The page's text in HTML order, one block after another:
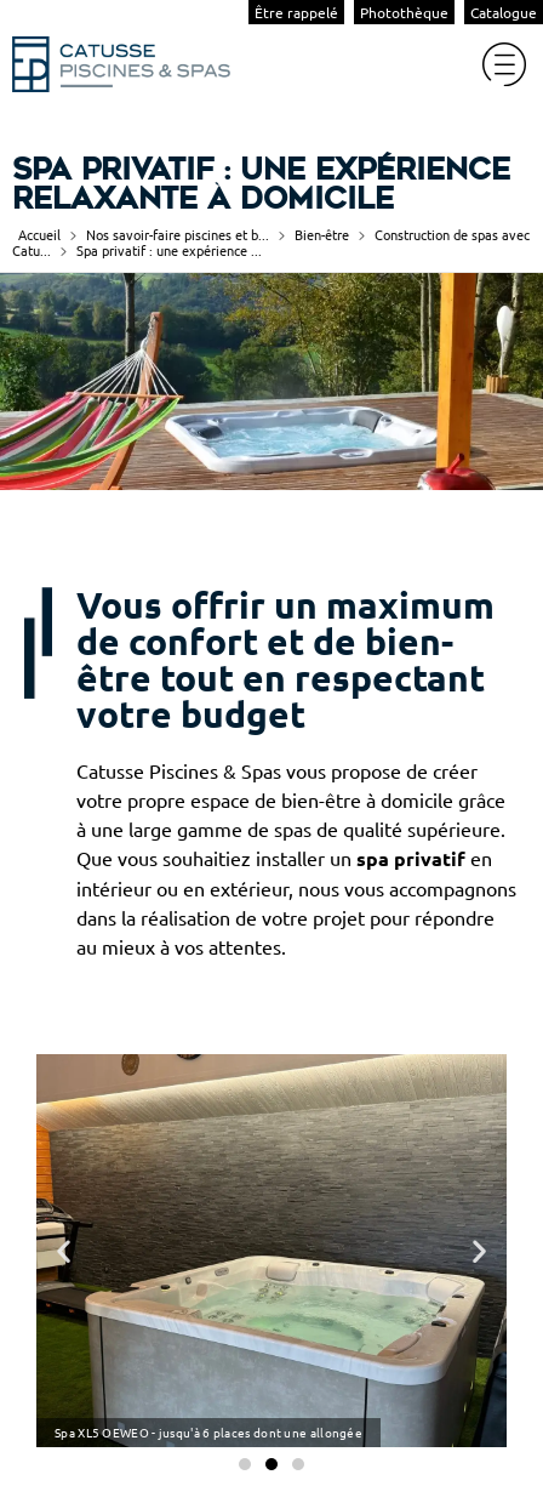
Être rappelé Photothèque Catalogue
Spa privatif : une expérience
relaxante à domicile
Accueil Nos savoir-faire piscines et b... Bien-être
Construction de spas avec
Catu...
Spa privatif : une expérience ...
Vous offrir un maximum
de confort et de bien-
être tout en respectant
votre budget
Catusse Piscines & Spas vous propose de créer
votre propre espace de bien-être à domicile grâce
à une large gamme de spas de qualité supérieure.
Que vous souhaitiez installer un spa privatifen
intérieur ou en extérieur, nous vous accompagnons
dans la réalisation de votre projet pour répondre
au mieux à vos attentes.
Spa XL5 OEWEO - jusqu'à 6 places dont une allongée